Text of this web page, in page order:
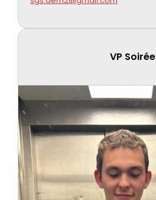
VP Soirée